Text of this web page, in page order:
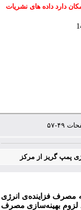
دارد داده های نشریات
پمپ گریز از مرکز
مصرف فزاینده‌ی انرژی
بهینه‌سازی مصرف